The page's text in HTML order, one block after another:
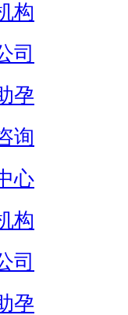
构
司
孕
询
心
构
司
孕